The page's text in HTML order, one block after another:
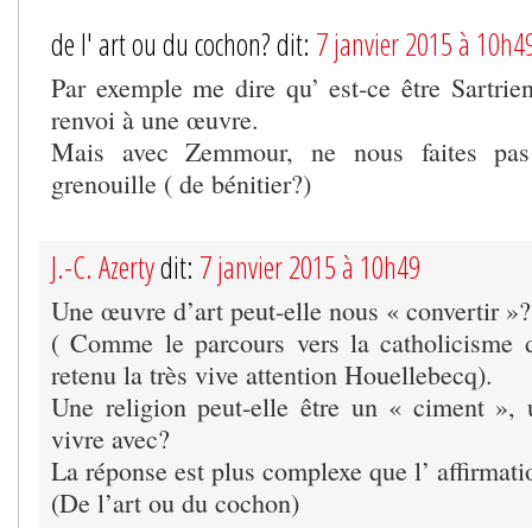
de l' art ou du cochon? dit: 7 janvier 2015 à
Par exemple me dire qu’ est-ce être
renvoi à une œuvre.
Mais avec Zemmour, ne nous faites
grenouille ( de bénitier?)
J.-C. Azertydit: 7 janvier 2015 à 10h49
Une œuvre d’art peut-elle nous « convertir »?
( Comme le parcours vers la catholicisme
retenu la très vive attention Houellebecq).
Une religion peut-elle être un « ciment »,
vivre avec?
La réponse est plus complexe que l’
(De l’art ou du cochon)